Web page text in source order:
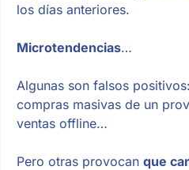
los días anteriores.
Microtendencias…
Algunas son falsos
compras masivas de un
ventas offline…
Pero otras provocan que